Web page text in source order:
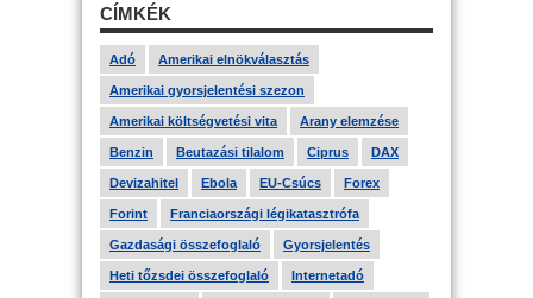
CÍMKÉK
Adó Amerikai elnökválasztás
Amerikai gyorsjelentési szezon
Amerikai költségvetési vita Arany elemzése
Benzin Beutazási tilalom Ciprus DAX
Devizahitel Ebola EU-Csúcs Forex
Forint Franciaországi légikatasztrófa
Gazdasági összefoglaló Gyorsjelentés
Heti tőzsdei összefoglaló Internetadó